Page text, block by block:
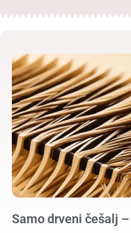
Samo drveni češalj